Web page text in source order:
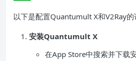
以下是配置Quantumult X和V2Ray的
安装Quantumult X
在App Store中搜索并下载